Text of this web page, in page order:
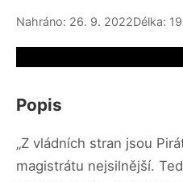
Nahráno: 26. 9. 2022Délka:
Popis
„Z vládních stran jsou
magistrátu nejsilnější.